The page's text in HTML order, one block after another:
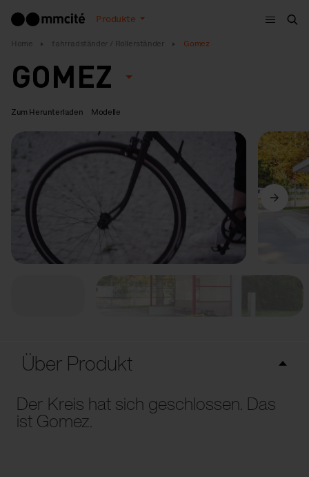
Produkte
Menu
Home fahrradständer / Rollerständer Gomez
GOMEZ
Zum Herunterladen Modelle
Vorige Weiter
Über Produkt
Der Kreis hat sich geschlossen. Das
ist Gomez.